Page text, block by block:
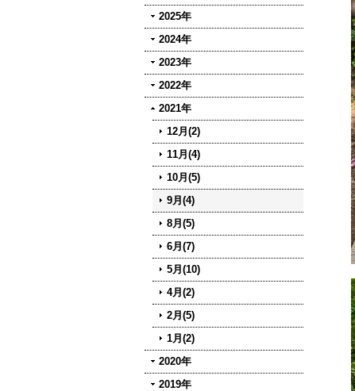
2025年
2024年
2023年
2022年
2021年
12月(2)
11月(4)
10月(5)
9月(4)
8月(5)
6月(7)
5月(10)
4月(2)
2月(5)
1月(2)
2020年
2019年